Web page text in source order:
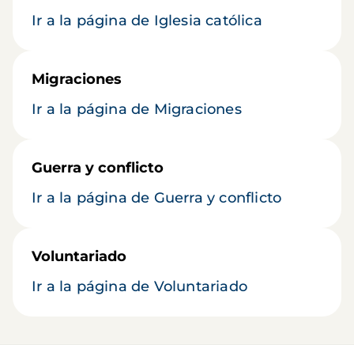
Ir a la página de Iglesia católica
Migraciones
Ir a la página de Migraciones
Guerra y conflicto
Ir a la página de Guerra y conflicto
Voluntariado
Ir a la página de Voluntariado